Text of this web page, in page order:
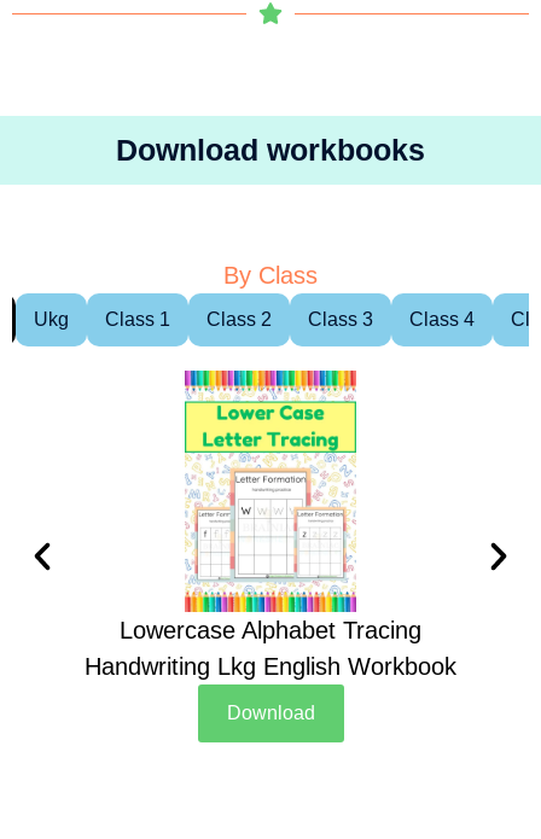
Download workbooks
By Class
Ukg Class 1 Class 2 Class 3 Class 4
Lowercase Alphabet Tracing
Handwriting Lkg English Workbook
Download